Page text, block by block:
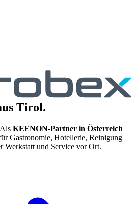
Tirol.
KEENON-Partner in Österreich
Gastronomie, Hotellerie, Reinigung
und Service vor Ort.